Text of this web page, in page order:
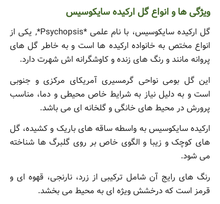
ویژگی ها و انواع گل ارکیده سایکوسیس
گل ارکیده سایکوسیس، با نام علمی *Psychopsis*, یکی از
انواع مختص به خانواده ارکیده ها است و به خاطر گل های
پروانه مانند و رنگ های زنده و کاوشگرانه اش شهرت دارد.
این گل بومی نواحی گرمسیری آمریکای مرکزی و جنوبی
است و به دلیل نیاز به شرایط خاص محیطی و دما، مناسب
پرورش در محیط های خانگی و گلخانه ای می باشد.
ارکیده سایکوسیس به واسطه ساقه های باریک و کشیده، گل
های کوچک و زیبا و الگوی خاص بر روی گلبرگ ها شناخته
می شود.
رنگ های رایج آن شامل ترکیبی از زرد، نارنجی، قهوه ای و
قرمز است که درخشش ویژه ای به محیط می بخشد.